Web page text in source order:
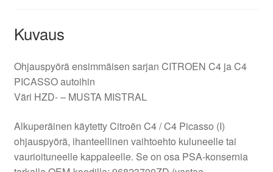
Kuvaus
Ohjauspyörä ensimmäisen sarjan CITROEN C4 ja C4
PICASSO autoihin
Väri HZD- – MUSTA MISTRAL
Alkuperäinen käytetty Citroën C4 / C4 Picasso (I)
ohjauspyörä, ihanteellinen vaihtoehto kuluneelle tai
vaurioituneelle kappaleelle. Se on osa PSA-konsernia